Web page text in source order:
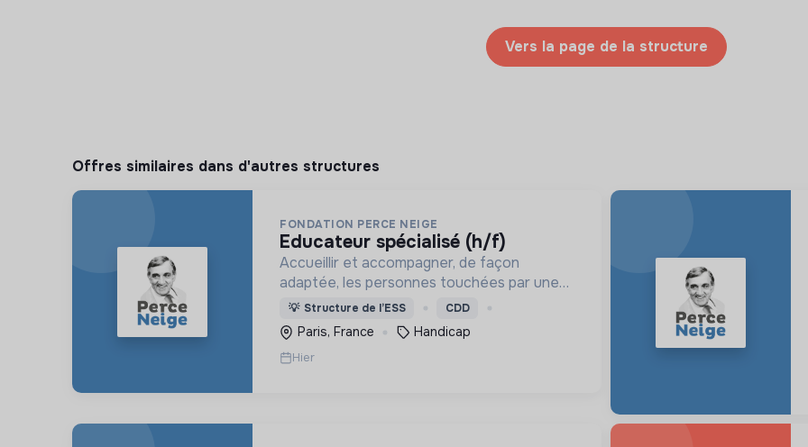
Vers la page de la structure
Offres similaires dans d'autres structures
FONDATION PERCE NEIGE
educateur spécialisé (h/f)
Accueillir et accompagner, de façon
adaptée, les personnes touchées par une
déficience mentale, un handicap physique
ou psychique
💡 Structure de l’ESS CDD
Paris, France Handicap
Hier